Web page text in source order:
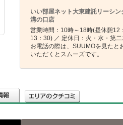
いい部屋ネット大東建託リーシン
溝の口店
営業時間：10時～18時(昼休憩12
13：30) ／ 定休日：火・水・第二
お電話の際は、SUUMOを見たと
いただくとスムーズです。